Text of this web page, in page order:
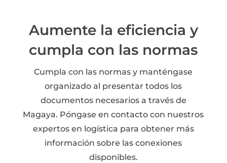
Aumente la eficiencia y
cumpla con las normas
Cumpla con las normas y manténgase
organizado al presentar todos los
documentos necesarios a través de
Magaya. Póngase en contacto con nuestros
expertos en logística para obtener más
información sobre las conexiones
disponibles.